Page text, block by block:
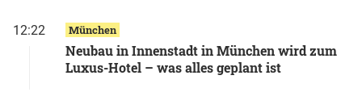
12:22 München
Neubau in Innenstadt in München wird zum
Luxus-Hotel – was alles geplant ist